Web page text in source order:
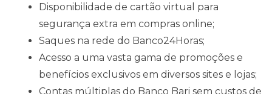
Disponibilidade de cartão virtual para
segurança extra em compras online;
Saques na rede do Banco24Horas;
Acesso a uma vasta gama de promoções e
benefícios exclusivos em diversos sites e lojas;
Contas múltiplas do Banco Bari sem custos de